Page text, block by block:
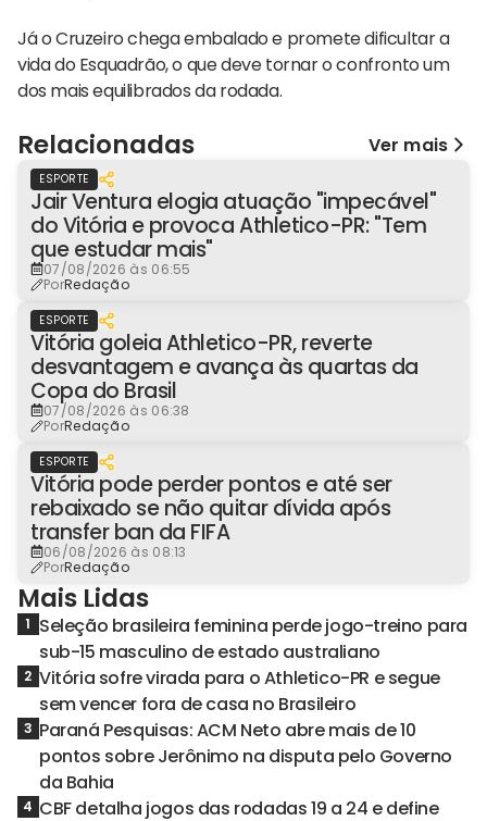
Já o Cruzeiro chega embalado e promete dificultar a
vida do Esquadrão, o que deve tornar o confronto um
dos mais equilibrados da rodada.
Relacionadas Ver mais
ESPORTE
Jair Ventura elogia atuação "impecável"
do Vitória e provoca Athletico-PR: "Tem
que estudar mais"
07/08/2026 às 06:55
PorRedação
ESPORTE
Vitória goleia Athletico-PR, reverte
desvantagem e avança às quartas da
Copa do Brasil
07/08/2026 às 06:38
PorRedação
ESPORTE
Vitória pode perder pontos e até ser
rebaixado se não quitar dívida após
transfer ban da FIFA
06/08/2026 às 08:13
PorRedação
Mais Lidas
1 Seleção brasileira feminina perde jogo-treino para
sub-15 masculino de estado australiano
2 Vitória sofre virada para o Athletico-PR e segue
sem vencer fora de casa no Brasileiro
3 Paraná Pesquisas: ACM Neto abre mais de 10
pontos sobre Jerônimo na disputa pelo Governo
da Bahia
4 CBF detalha jogos das rodadas 19 a 24 e define